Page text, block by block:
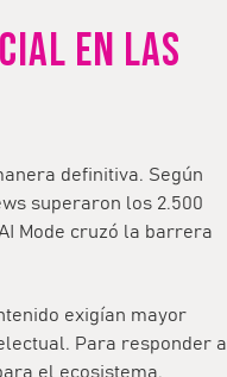
EN LAS
definitiva. Según
superaron los 2.500
AI Mode cruzó la barrera
exigían mayor
Para responder a
el ecosistema.